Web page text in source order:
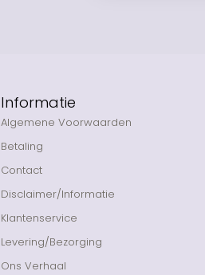
Informatie
Algemene Voorwaarden
Betaling
Contact
Disclaimer/Informatie
Klantenservice
Levering/Bezorging
Ons Verhaal